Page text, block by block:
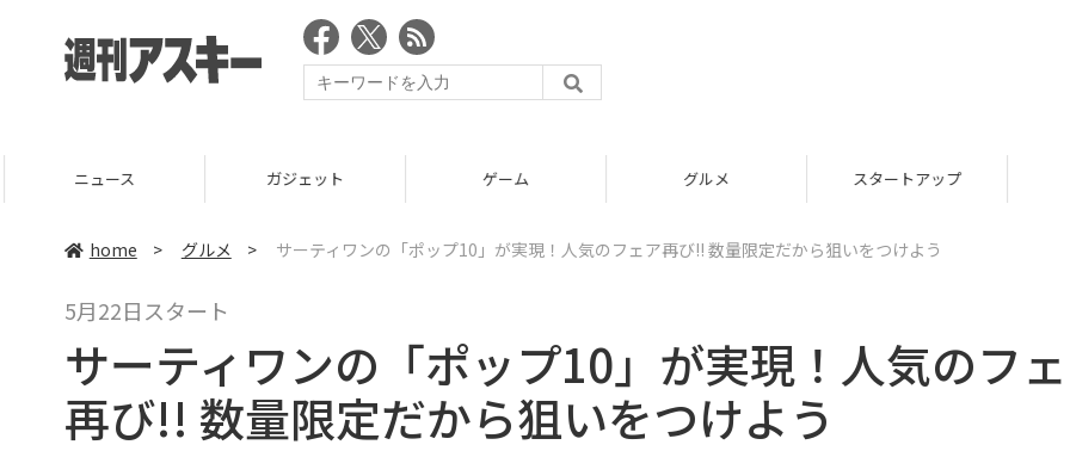
ニュース ガジェット ゲーム グルメ スタートアップ
home > グルメ > サーティワンの「ポップ10」が実現！人気のフェア再び!! 数量限定だから狙いをつけよう
5月22日スタート
サーティワンの「ポップ10」が実現！人気のフ
再び!! 数量限定だから狙いをつけよう